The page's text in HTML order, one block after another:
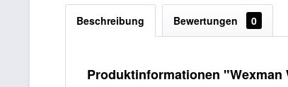
Beschreibung Bewertungen 0
Produktinformationen